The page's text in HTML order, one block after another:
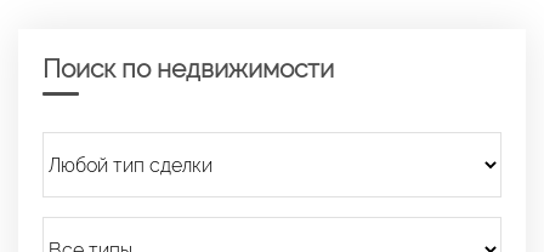
Поиск по недвижимости